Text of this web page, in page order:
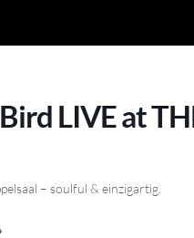
LIVE at
– soulful & einzigartig.